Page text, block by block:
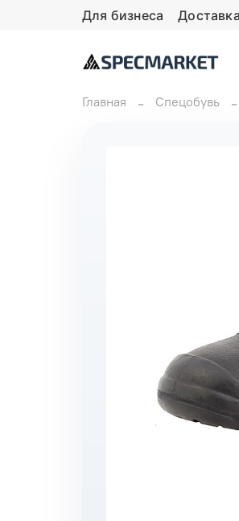
Для бизнеса
Главная Спецобувь